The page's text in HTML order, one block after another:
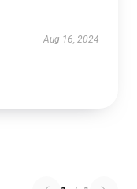
Aug 16, 2024